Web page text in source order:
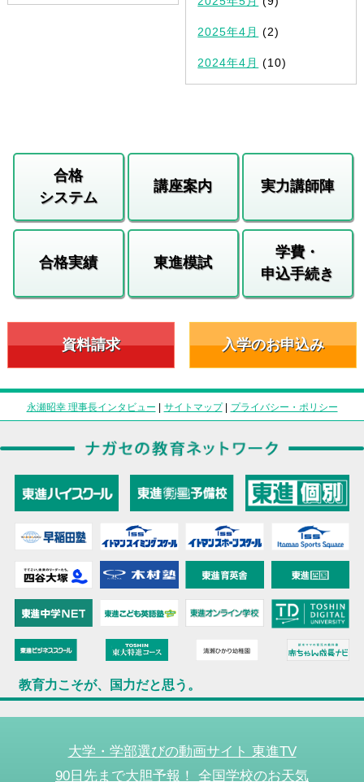
2025年4月 (2)
2024年4月 (10)
合格
システム
講座案内 実力講師陣
合格実績 東進模試
学費・
申込手続き
資料請求 入学のお申込み
永瀬昭幸 理事長インタビュー | サイトマップ| プライバシー・ポリシー
教育力こそが、国力だと思う。
大学・学部選びの動画サイト 東進TV
90日先まで大胆予報！ 全国学校のお天気